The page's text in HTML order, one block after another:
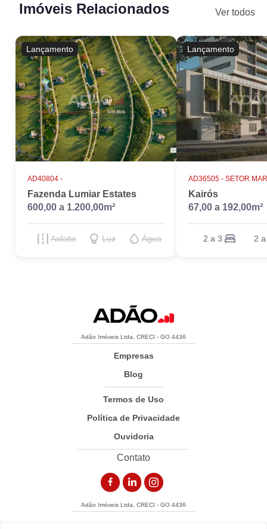
Imóveis Relacionados Ver todos
Lançamento
AD40804 -
Fazenda Lumiar Estates
600,00 a 1.200,00m²
Asfalto Luz Água
Lançamento
AD36505 - SETOR
Kairós
67,00 a 192,00m²
2 a 3 2
Adão Imóveis Ltda. CRECI - GO 4436
Empresas
Blog
Termos de Uso
Política de Privacidade
Ouvidoria
Contato
Adão Imóveis Ltda. CRECI - GO 4436